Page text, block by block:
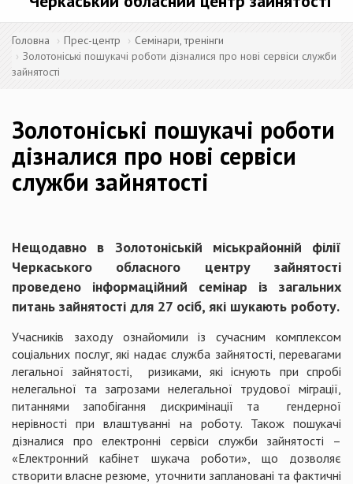
Головна Прес-центр
Семінари, тренінги
Золотоніські пошукачі роботи дізналися про нові сервіси служби
зайнятості
Золотоніські пошукачі роботи
дізналися про нові сервіси
служби зайнятості
Нещодавно в Золотоніській міськрайонній філії
Черкаського обласного центру зайнятості
проведено інформаційний семінар із загальних
питань зайнятості для 27 осіб, які шукають роботу.
Учасників заходу ознайомили із сучасним комплексом
соціальних послуг, які надає служба зайнятості, перевагами
легальної зайнятості, ризиками, які існують при спробі
нелегальної та загрозами нелегальної трудової міграції,
питаннями запобігання дискримінації та гендерної
нерівності при влаштуванні на роботу. Також пошукачі
дізналися про електронні сервіси служби зайнятості –
«Електронний кабінет шукача роботи», що дозволяє
створити власне резюме, уточнити заплановані та фактичні